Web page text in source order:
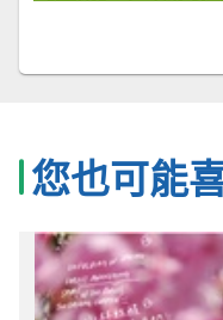
您也可能